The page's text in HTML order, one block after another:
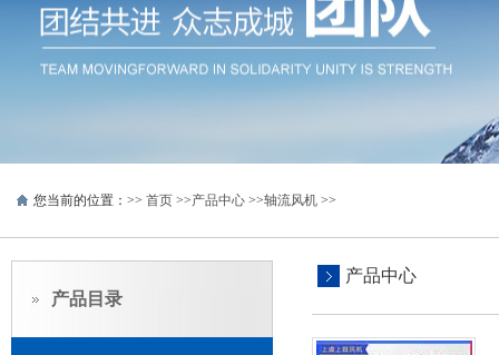
您当前的位置：>> 首页 >>产品中心 >>轴流风机 >>
产品目录
产品中心